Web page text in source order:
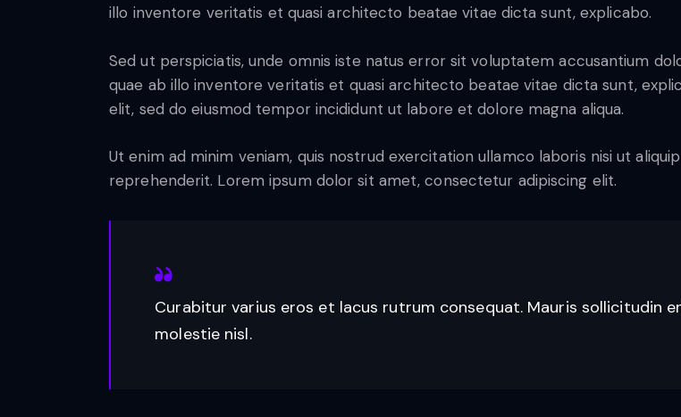
illo inventore veritatis et quasi architecto beatae vitae dicta sunt, explicabo.
Sed ut perspiciatis, unde omnis iste natus error sit voluptatem accusantium
quae ab illo inventore veritatis et quasi architecto beatae vitae dicta sunt,
elit, sed do eiusmod tempor incididunt ut labore et dolore magna aliqua.
Ut enim ad minim veniam, quis nostrud exercitation ullamco laboris nisi ut
reprehenderit. Lorem ipsum dolor sit amet, consectetur adipiscing elit.
Curabitur varius eros et lacus rutrum consequat. Mauris sollicitudin
molestie nisl.